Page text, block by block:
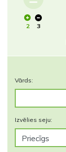
2 3
Vārds:
Izvēlies seju: